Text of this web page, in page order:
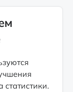
статистики.